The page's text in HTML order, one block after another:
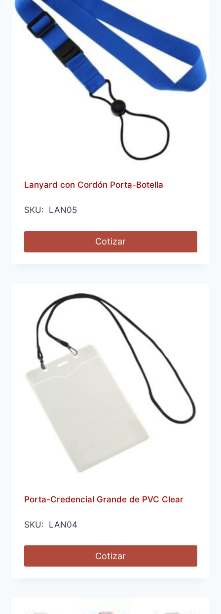
Lanyard con Cordón Porta-Botella
SKU: LAN05
Cotizar
Porta-Credencial Grande de PVC Clear
SKU: LAN04
Cotizar